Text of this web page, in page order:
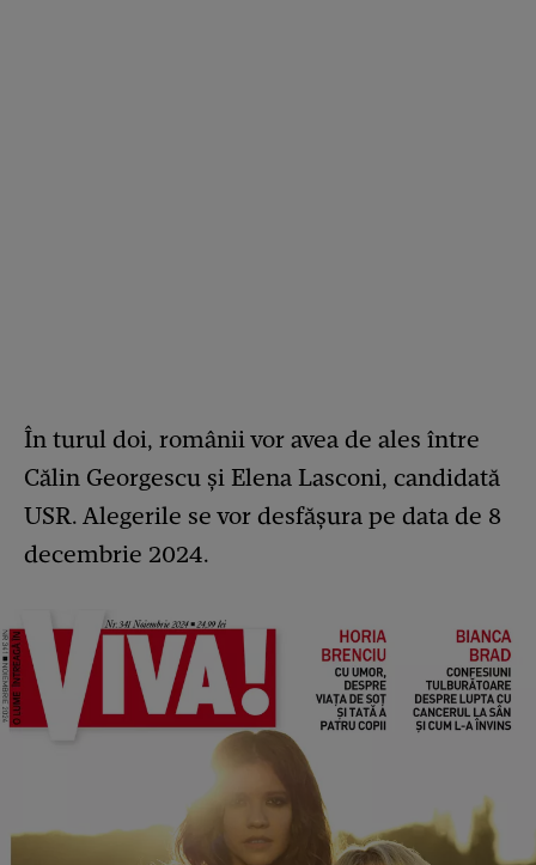
În turul doi, românii vor avea de ales între
Călin Georgescu și Elena Lasconi, candidată
USR. Alegerile se vor desfășura pe data de 8
decembrie 2024.